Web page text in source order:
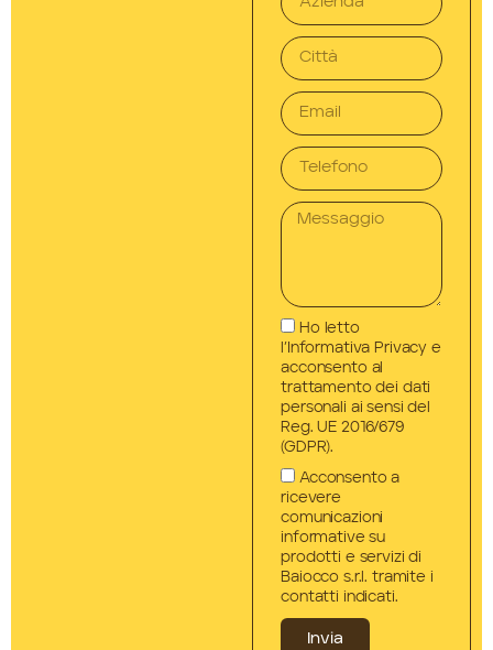
Ho letto
l’Informativa Privacy e
acconsento al
trattamento dei dati
personali ai sensi del
Reg. UE 2016/679
(GDPR).
Acconsento a
ricevere
comunicazioni
informative su
prodotti e servizi di
Baiocco s.r.l. tramite i
contatti indicati.
Invia